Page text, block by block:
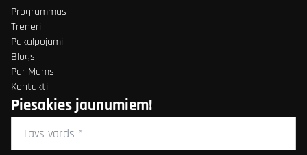
Programmas
Treneri
Pakalpojumi
Blogs
Par Mums
Kontakti
Piesakies jaunumiem!
Tavs
vārds
*